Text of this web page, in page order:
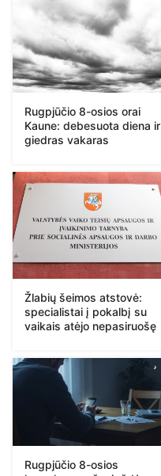
Rugpjūčio 8-osios orai
Kaune: debesuota diena ir
giedras vakaras
Žlabių šeimos atstovė:
specialistai į pokalbį su
vaikais atėjo nepasiruošę
Rugpjūčio 8-osios